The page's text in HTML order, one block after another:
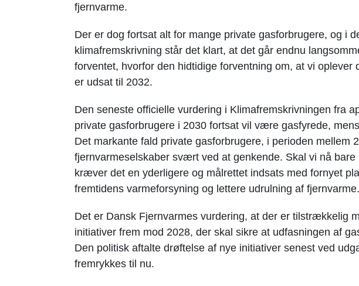
fjernvarme.
Der er dog fortsat alt for mange private gasforbrugere, og i
klimafremskrivning står det klart, at det går endnu
forventet, hvorfor den hidtidige forventning om, at vi oplever
er udsat til 2032.
Den seneste officielle vurdering i Klimafremskrivningen fra
private gasforbrugere i 2030 fortsat vil være gasfyrede,
Det markante fald private gasforbrugere, i perioden mel­lem
fjernvarmeselskaber svært ved at genkende. Skal vi nå
kræver det en yderligere og målrettet indsats med fornyet
fremtidens varmeforsyning og lettere udrulning af fjernvarme.
Det er Dansk Fjernvarmes vurdering, at der er tilstrækkelig
initiativer frem mod 2028, der skal sikre at udfasningen af
Den politisk aftalte drøftelse af nye initiativer senest ved
fremrykkes til nu.